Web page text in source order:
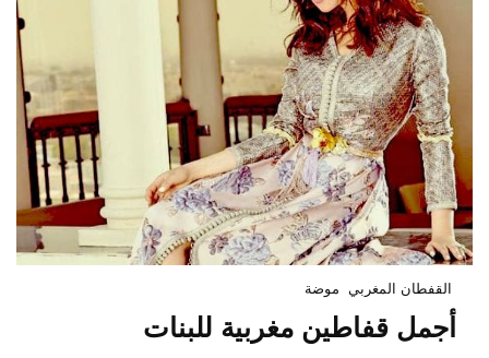
القفطان المغربي موضة
أجمل قفاطين مغربية للبنات